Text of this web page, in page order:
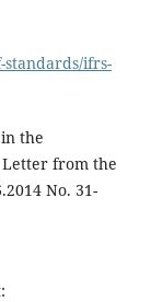
standards/ifrs-
the
from the
No. 31-